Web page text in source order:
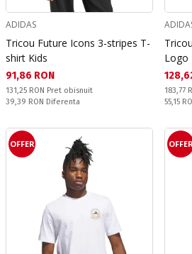
ADIDAS
Tricou Future Icons 3-stripes T-
shirt Kids
Текуща цена:
91,86 RON
Pret obisnuit:
131,25 RON Pret obisnuit
Спестявате:
39,39 RON Diferenta
Logo
Pret
183,77
55,15
OFFER OFFER